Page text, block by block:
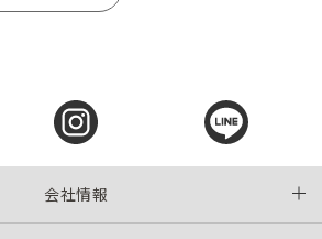
会社情報